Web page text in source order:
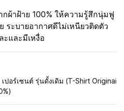
ผ้าฝ้าย 100% ให้ความรู้สึกนุ่มฟู
ระบายอากาศดีไม่เหนียวติดตัว
และมีเหงื่อ
ปอร์เซนต์ รุ่นดั้งเดิม (T-Shirt Originai